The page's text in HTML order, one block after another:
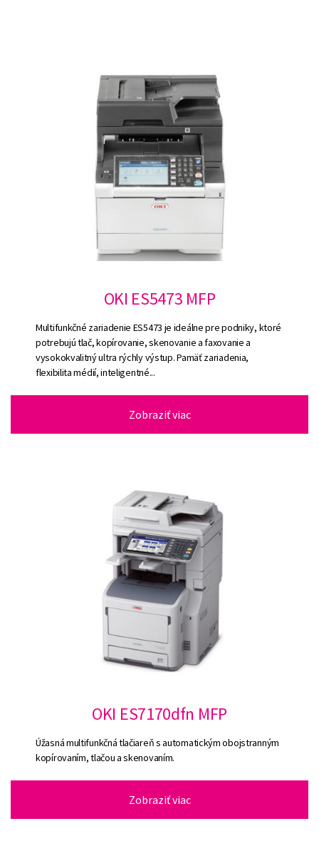
OKI ES5473 MFP
Multifunkčné zariadenie ES5473 je ideálne pre podniky, ktoré
potrebujú tlač, kopírovanie, skenovanie a faxovanie a
vysokokvalitný ultra rýchly výstup. Pamäť zariadenia,
flexibilita médií, inteligentné...
Zobraziť viac
OKI ES7170dfn MFP
Úžasná multifunkčná tlačiareň s automatickým obojstranným
kopírovaním, tlačou a skenovaním.
Zobraziť viac